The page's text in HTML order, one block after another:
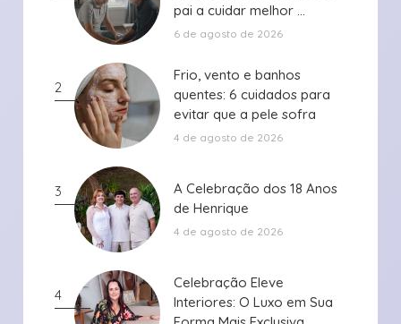
pai a cuidar melhor ...
pai a cuidar melhor ...
6 de agosto de 2026
2
Frio, vento e banhos
quentes: 6 cuidados para
evitar que a pele sofra
durante ...
Frio, vento e banhos
quentes: 6 cuidados para
evitar que a pele sofra
durante ...
4 de agosto de 2026
3
A Celebração dos 18 Anos
de Henrique
A Celebração dos 18 Anos
de Henrique
4 de agosto de 2026
4
Celebração Eleve
Interiores: O Luxo em Sua
Celebração Eleve
Interiores: O Luxo em Sua